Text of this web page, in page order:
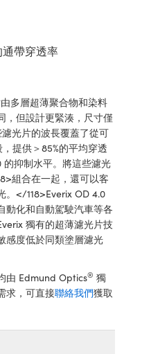
帶穿透率
多層超薄聚合物和染料
，但設計更緊湊，尺寸僅
光片的波長覆蓋了從可
提供＞85%的平均穿透
抑制水平。將這些濾光
組合在一起，還可以客
。</118>Everix OD 4.0
動化和自動駕駛汽車等各
獨有的超薄濾光片技
感度低於同類塗層濾光
由 Edmund Optics® 獨
求，可直接聯絡我們獲取